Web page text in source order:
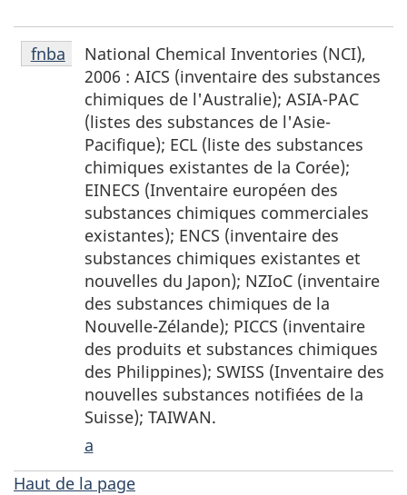
Notes
de
National Chemical Inventories (NCI),
2006 : AICS (inventaire des substances
chimiques de l'Australie); ASIA-PAC
(listes des substances de l'Asie-
Pacifique); ECL (liste des substances
chimiques existantes de la Corée);
EINECS (Inventaire européen des
substances chimiques commerciales
existantes); ENCS (inventaire des
substances chimiques existantes et
nouvelles du Japon); NZIoC (inventaire
des substances chimiques de la
Nouvelle-Zélande); PICCS (inventaire
des produits et substances chimiques
des Philippines); SWISS (Inventaire des
nouvelles substances notifiées de la
Suisse); TAIWAN.
a
Retour à la référence de la note de bas de page
fnba
Haut de la page